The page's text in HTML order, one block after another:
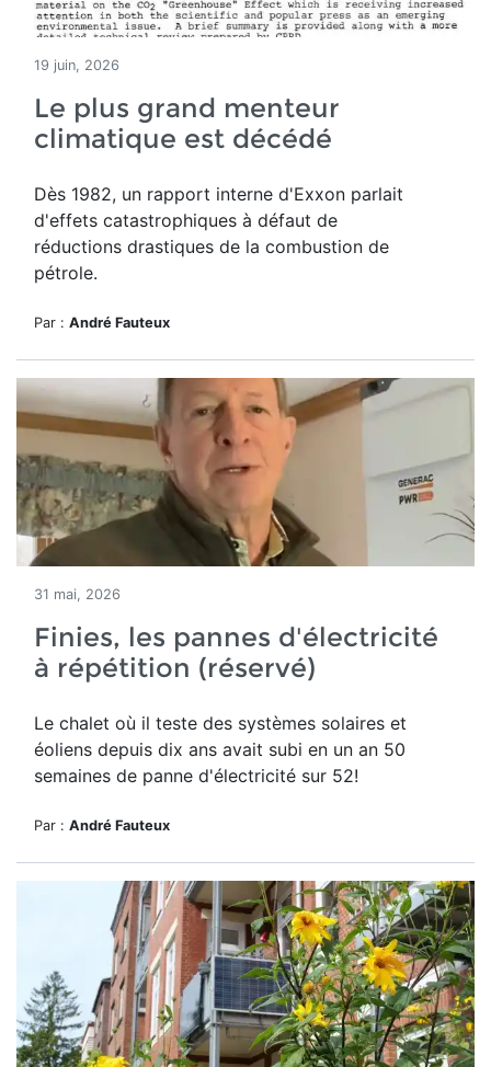
19 juin, 2026
Le plus grand menteur
climatique est décédé
Dès 1982, un rapport interne d'Exxon parlait
d'effets catastrophiques à défaut de
réductions drastiques de la combustion de
pétrole.
Par : André Fauteux
31 mai, 2026
Finies, les pannes d'électricité
à répétition (réservé)
Le chalet où il teste des systèmes solaires et
éoliens depuis dix ans avait subi en un an 50
semaines de panne d'électricité sur 52!
Par : André Fauteux